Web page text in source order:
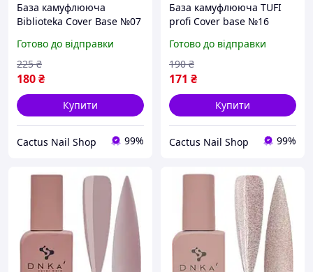
База камуфлююча
Biblioteka Cover Base №07
бежевий 10 мл
Готово до відправки
180₴
225 ₴
Купити
Cactus Nail Shop 99%
База камуфлююча TUFI
profi Cover base №16
10 мл
Готово до відправки
171 ₴
190 ₴
Купити
Cactus Nail Shop 99%